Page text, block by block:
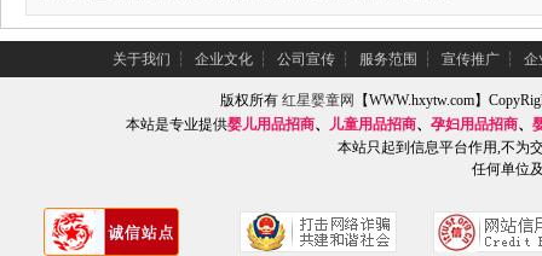
关于我们 ┆ 企业文化 ┆ 公司宣传 ┆ 服务范围 ┆ 宣传推广 ┆ 企
版权所有红星婴童网
【WWW.hxytw.com】
本站是专业提供婴儿用品招商、 儿童用品招商、 孕妇用品招商、
本站只起到信息平台作用,不为
任何单位